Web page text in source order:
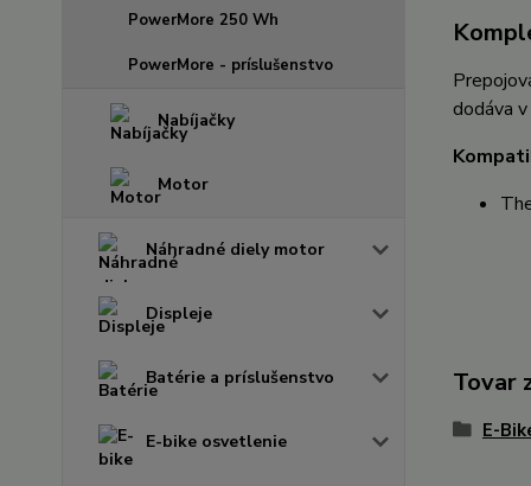
PowerMore 250 Wh
PowerMore - príslušenstvo
Nabíjačky
Motor
Náhradné diely motor
Displeje
Batérie a príslušenstvo
E-bike osvetlenie
dodáva
Tovar
E-